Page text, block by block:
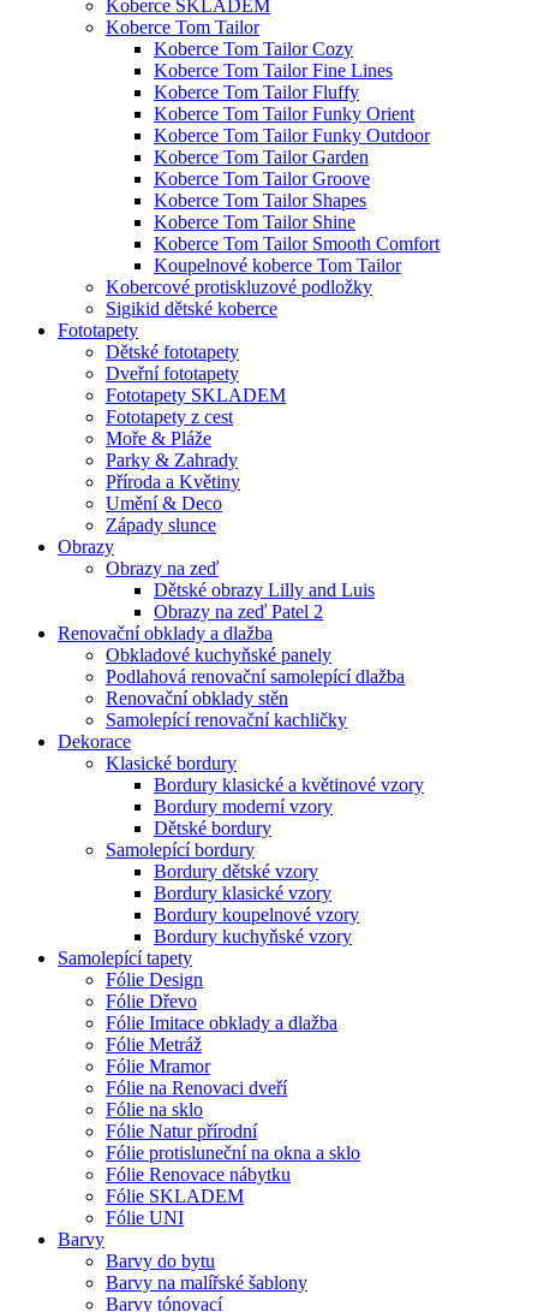
Koberce SKLADEM
Koberce Tom Tailor
Koberce Tom Tailor Cozy
Koberce Tom Tailor Fine Lines
Koberce Tom Tailor Fluffy
Koberce Tom Tailor Funky Orient
Koberce Tom Tailor Funky Outdoor
Koberce Tom Tailor Garden
Koberce Tom Tailor Groove
Koberce Tom Tailor Shapes
Koberce Tom Tailor Shine
Koberce Tom Tailor Smooth Comfort
Koupelnové koberce Tom Tailor
Kobercové protiskluzové podložky
Sigikid dětské koberce
Fototapety
Dětské fototapety
Dveřní fototapety
Fototapety SKLADEM
Fototapety z cest
Moře & Pláže
Parky & Zahrady
Příroda a Květiny
Umění & Deco
Západy slunce
Obrazy
Obrazy na zeď
Dětské obrazy Lilly and Luis
Obrazy na zeď Patel 2
Renovační obklady a dlažba
Obkladové kuchyňské panely
Podlahová renovační samolepící dlažba
Renovační obklady stěn
Samolepící renovační kachličky
Dekorace
Klasické bordury
Bordury klasické a květinové vzory
Bordury moderní vzory
Dětské bordury
Samolepící bordury
Bordury dětské vzory
Bordury klasické vzory
Bordury koupelnové vzory
Bordury kuchyňské vzory
Samolepící tapety
Fólie Design
Fólie Dřevo
Fólie Imitace obklady a dlažba
Fólie Metráž
Fólie Mramor
Fólie na Renovaci dveří
Fólie na sklo
Fólie Natur přírodní
Fólie protisluneční na okna a sklo
Fólie Renovace nábytku
Fólie SKLADEM
Fólie UNI
Barvy
Barvy do bytu
Barvy na malířské šablony
Barvy tónovací